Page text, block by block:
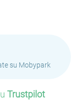
su Mobypark
Trustpilot